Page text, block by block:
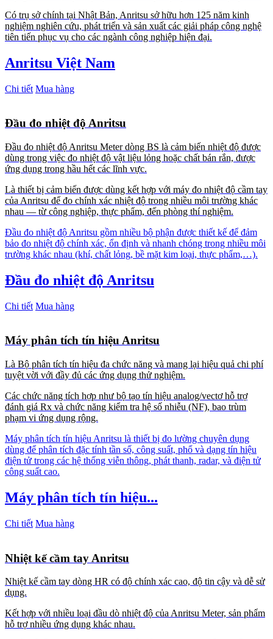
Có trụ sở chính tại Nhật Bản, Anritsu sở hữu hơn 125 năm kinh
nghiệm nghiên cứu, phát triển và sản xuất các giải pháp công nghệ
tiên tiến phục vụ cho các ngành công nghiệp hiện đại.
Anritsu Việt Nam
Chi tiết Mua hàng
Đầu đo nhiệt độ Anritsu
Đầu đo nhiệt độ Anritsu Meter dòng BS là cảm biến nhiệt độ được
dùng trong việc đo nhiệt độ vật liệu lỏng hoặc chất bán rắn, được
ứng dụng trong hầu hết các lĩnh vực.
Là thiết bị cảm biến được dùng kết hợp với máy đo nhiệt độ cầm tay
của Anritsu để đo chính xác nhiệt độ trong nhiều môi trường khác
nhau — từ công nghiệp, thực phẩm, đến phòng thí nghiệm.
Đầu đo nhiệt độ Anritsu gồm nhiều bộ phận được thiết kế để đảm
bảo đo nhiệt độ chính xác, ổn định và nhanh chóng trong nhiều môi
trường khác nhau (khí, chất lỏng, bề mặt kim loại, thực phẩm,…).
Đầu đo nhiệt độ Anritsu
Chi tiết Mua hàng
Máy phân tích tín hiệu Anritsu
Là Bộ phân tích tín hiệu đa chức năng và mang lại hiệu quả chi phí
tuyệt vời với đầy đủ các ứng dụng thử nghiệm.
Các chức năng tích hợp như bộ tạo tín hiệu analog/vectơ hỗ trợ
đánh giá Rx và chức năng kiểm tra hệ số nhiễu (NF), bao trùm
phạm vi ứng dụng rộng.
Máy phân tích tín hiệu Anritsu là thiết bị đo lường chuyên dụng
dùng để phân tích đặc tính tần số, công suất, phổ và dạng tín hiệu
điện tử trong các hệ thống viễn thông, phát thanh, radar, và điện tử
công suất cao.
Máy phân tích tín hiệu...
Chi tiết Mua hàng
Nhiệt kế cầm tay Anritsu
Nhiệt kế cầm tay dòng HR có độ chính xác cao, độ tin cậy và dễ sử
dụng.
Kết hợp với nhiều loại đầu dò nhiệt độ của Anritsu Meter, sản phẩm
hỗ trợ nhiều ứng dụng khác nhau.